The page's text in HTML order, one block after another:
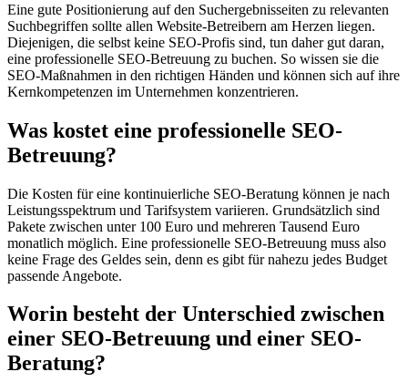
Eine gute Positionierung auf den Suchergebnisseiten zu relevanten
Suchbegriffen sollte allen Website-Betreibern am Herzen liegen.
Diejenigen, die selbst keine SEO-Profis sind, tun daher gut daran,
eine professionelle SEO-Betreuung zu buchen. So wissen sie die
SEO-Maßnahmen in den richtigen Händen und können sich auf ihre
Kernkompetenzen im Unternehmen konzentrieren.
Was kostet eine professionelle SEO-
Betreuung?
Die Kosten für eine kontinuierliche SEO-Beratung können je nach
Leistungsspektrum und Tarifsystem variieren. Grundsätzlich sind
Pakete zwischen unter 100 Euro und mehreren Tausend Euro
monatlich möglich. Eine professionelle SEO-Betreuung muss also
keine Frage des Geldes sein, denn es gibt für nahezu jedes Budget
passende Angebote.
Worin besteht der Unterschied zwischen
einer SEO-Betreuung und einer SEO-
Beratung?